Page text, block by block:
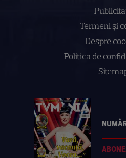
Termeni și
Despre
Politica de